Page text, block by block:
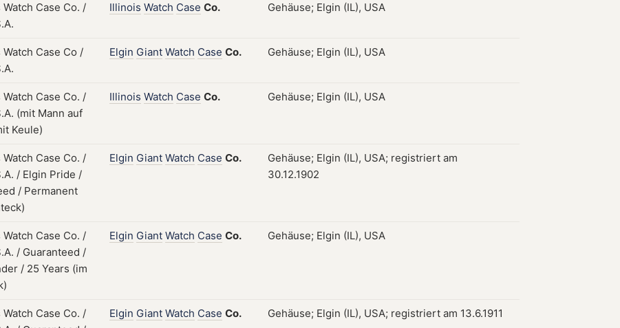
Illinois Watch Case Co. Gehäuse; Elgin (IL), USA
Elgin Giant Watch Case Co. Gehäuse; Elgin (IL), USA
Illinois Watch Case Co. Gehäuse; Elgin (IL), USA
Elgin Giant Watch Case Co.
Gehäuse; Elgin (IL), USA; registriert am
30.12.1902
Elgin Giant Watch Case Co. Gehäuse; Elgin (IL), USA
Elgin Giant Watch Case Co. Gehäuse; Elgin (IL), USA; registriert am 13.6.1911